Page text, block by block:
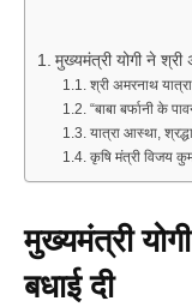
मुख्यमंत्री योगी ने श्री
श्री अमरनाथ
“बाबा बर्फानी के
यात्रा आस्था,
कृषि मंत्री विजय
मुख्यमंत्री
बधाई दी